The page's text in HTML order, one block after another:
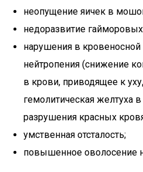
неопущение яичек в
недоразвитие гайморовых
нарушения в
нейтропения (снижение
в крови, приводящее к
гемолитическая желтуха
разрушения красных
умственная отсталость;
повышенное оволосение